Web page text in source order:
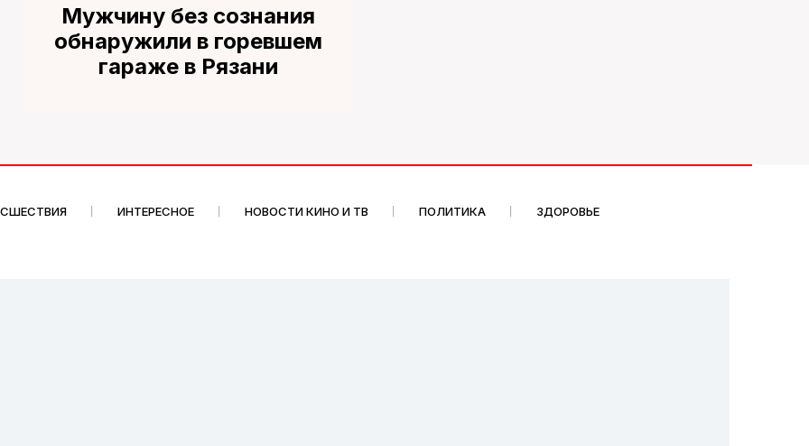
Мужчину без сознания
обнаружили в горевшем
гараже в Рязани
ИНТЕРЕСНОЕ НОВОСТИ КИНО И ТВ ПОЛИТИКА ЗДОРОВЬЕ